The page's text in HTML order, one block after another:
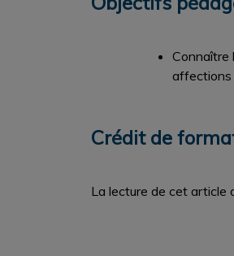
Connaître
affections
Crédit de
La lecture de cet article